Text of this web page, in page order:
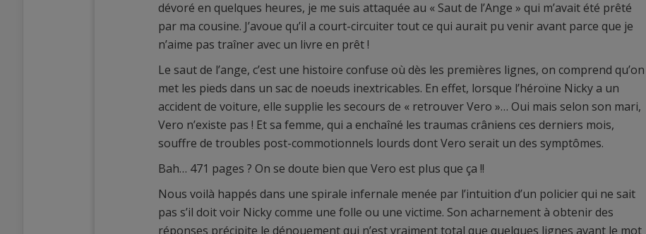
dévoré en quelques heures, je me suis attaquée au « Saut de l’Ange » qui m’avait été prêté
par ma cousine. J’avoue qu’il a court-circuiter tout ce qui aurait pu venir avant parce que je
n’aime pas traîner avec un livre en prêt !
Le saut de l’ange, c’est une histoire confuse où dès les premières lignes, on comprend qu’on
met les pieds dans un sac de noeuds inextricables. En effet, lorsque l’héroïne Nicky a un
accident de voiture, elle supplie les secours de « retrouver Vero »… Oui mais selon son mari,
Vero n’existe pas ! Et sa femme, qui a enchaîné les traumas crâniens ces derniers mois,
souffre de troubles post-commotionnels lourds dont Vero serait un des symptômes.
Bah… 471 pages ? On se doute bien que Vero est plus que ça !!
Nous voilà happés dans une spirale infernale menée par l’intuition d’un policier qui ne sait
pas s’il doit voir Nicky comme une folle ou une victime. Son acharnement à obtenir des
réponses précipite le dénouement qui n’est vraiment total que quelques lignes avant le mot